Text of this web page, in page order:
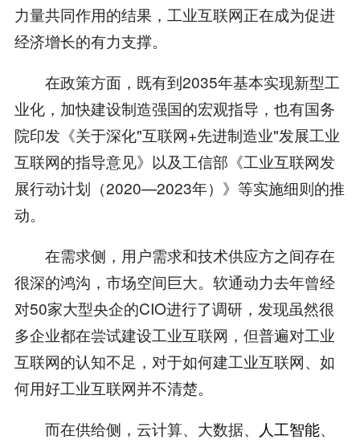
力量共同作用的结果，工业互联网正在成为促进
经济增长的有力支撑。
在政策方面，既有到2035年基本实现新型工
业化，加快建设制造强国的宏观指导，也有国务
院印发《关于深化"互联网+先进制造业"发展工业
互联网的指导意见》以及工信部《工业互联网发
展行动计划（2020—2023年）》等实施细则的推
动。
在需求侧，用户需求和技术供应方之间存在
很深的鸿沟，市场空间巨大。软通动力去年曾经
对50家大型央企的CIO进行了调研，发现虽然很
多企业都在尝试建设工业互联网，但普遍对工业
互联网的认知不足，对于如何建工业互联网、如
何用好工业互联网并不清楚。
而在供给侧，云计算、大数据、
人工智能、